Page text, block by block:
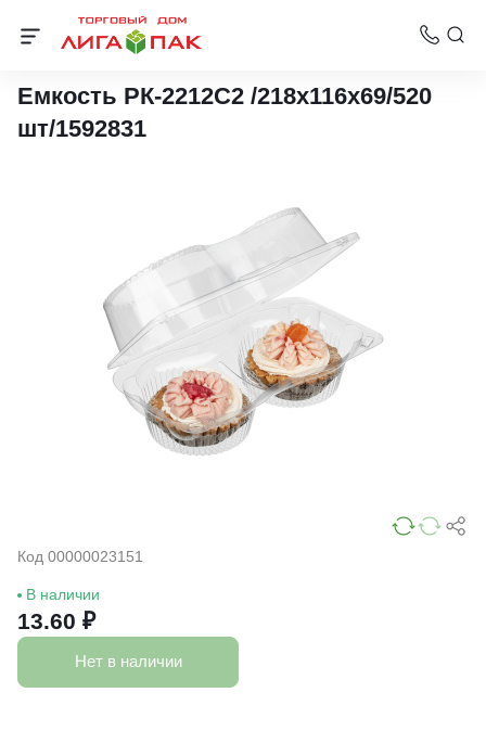
Упаковка для кондитерских изделий
Емкость РК-2212С2 /218х116х69/520
шт/1592831
Код 00000023151
В наличии
13.60 ₽
Нет в наличии